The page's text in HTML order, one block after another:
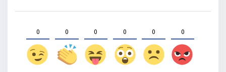
0 0 0 0 0 0